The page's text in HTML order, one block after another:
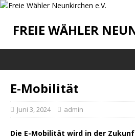
FREIE WÄHLER
E-Mobilität
Juni 3, 2024 admin
Die E-Mobilität wird in der